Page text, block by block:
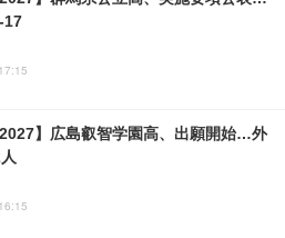
17
2027】広島叡智学園高、出願開始…外